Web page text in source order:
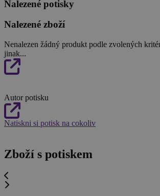
Nalezené potisky
Nalezené zboží
Nenalezen žádný produkt podle zvolených
jinak...
Autor potisku
Natiskni si potisk na cokoliv
Zboží s potiskem